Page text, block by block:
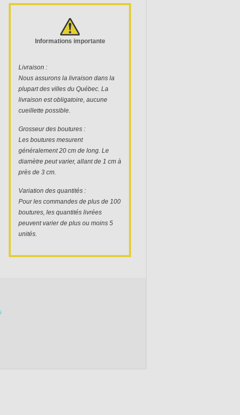
Informations importante
Livraison :
Nous assurons la livraison dans la
plupart des villes du Québec. La
livraison est obligatoire, aucune
cueillette possible.
Grosseur des boutures :
Les boutures mesurent
généralement 20 cm de long. Le
diamètre peut varier, allant de 1 cm à
près de 3 cm.
Variation des quantités :
Pour les commandes de plus de 100
boutures, les quantités livrées
peuvent varier de plus ou moins 5
unités.